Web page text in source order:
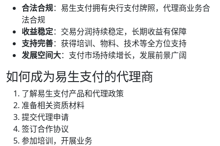
合法合规：易生支付拥有央行支付牌照，代理商业务合
法合规
收益稳定：交易分润持续稳定，长期收益有保障
支持完善：获得培训、物料、技术等全方位支持
发展空间大：支付市场持续增长，发展前景广阔
如何成为易生支付的代理商
了解易生支付产品和代理政策
准备相关资质材料
提交代理申请
签订合作协议
参加培训，开展业务